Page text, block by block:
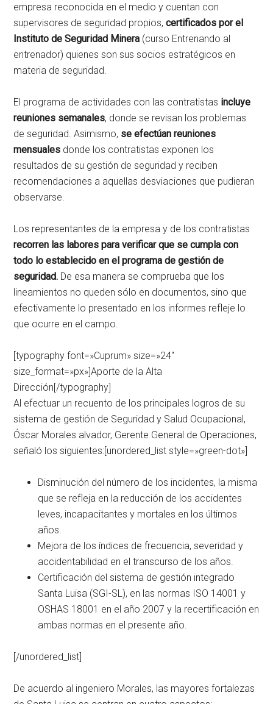
empresa reconocida en el medio y cuentan con
supervisores de seguridad propios,certificados por el
Instituto de Seguridad Minera (curso Entrenando al
entrenador) quienes son sus socios estratégicos en
materia de seguridad.
El programa de actividades con las contratistas incluye
reuniones semanales, donde se revisan los problemas
de seguridad. Asimismo, se efectúan reuniones
mensuales donde los contratistas exponen los
resultados de su gestión de seguridad y reciben
recomendaciones a aquellas desviaciones que pudieran
observarse.
Los representantes de la empresa y de los contratistas
recorren las labores para verificar que se cumpla con
todo lo establecido en el programa de gestión de
seguridad. De esa manera se comprueba que los
lineamientos no queden sólo en documentos, sino que
efectivamente lo presentado en los informes refleje lo
que ocurre en el campo.
[typography font=»Cuprum» size=»24″
size_format=»px»]Aporte de la Alta
Dirección[/typography]
Al efectuar un recuento de los principales logros de su
sistema de gestión de Seguridad y Salud Ocupacional,
Óscar Morales alvador, Gerente General de Operaciones,
señaló los siguientes:[unordered_list style=»green-dot»]
Disminución del número de los incidentes, la misma
que se refleja en la reducción de los accidentes
leves, incapacitantes y mortales en los últimos
años.
Mejora de los índices de frecuencia, severidad y
accidentabilidad en el transcurso de los años.
Certificación del sistema de gestión integrado
Santa Luisa (SGI-SL), en las normas ISO 14001 y
OSHAS 18001 en el año 2007 y la recertificación en
ambas normas en el presente año.
[/unordered_list]
De acuerdo al ingeniero Morales, las mayores fortalezas